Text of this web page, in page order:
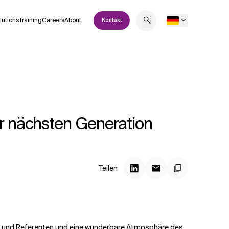
TrainingCareersAbout Kontakt
nächsten Generation
Teilen